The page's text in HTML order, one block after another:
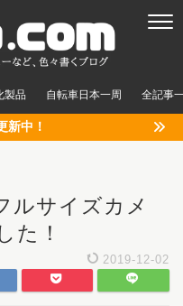
製品 自転車日本一周 全記事
新中！
ルサイズカメ
た！
2019-12-02